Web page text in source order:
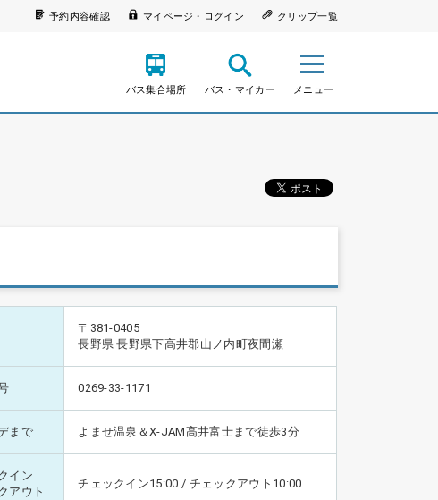
予約内容確認 マイページ・ログイン クリップ一覧
バス集合場所 バス・マイカー メニュー
〒381-0405
長野県 長野県下高井郡山ノ内町夜間瀬
0269-33-1171
まで よませ温泉＆X-JAM高井富士まで徒歩3分
イン
アウト
チェックイン15:00 / チェックアウト10:00